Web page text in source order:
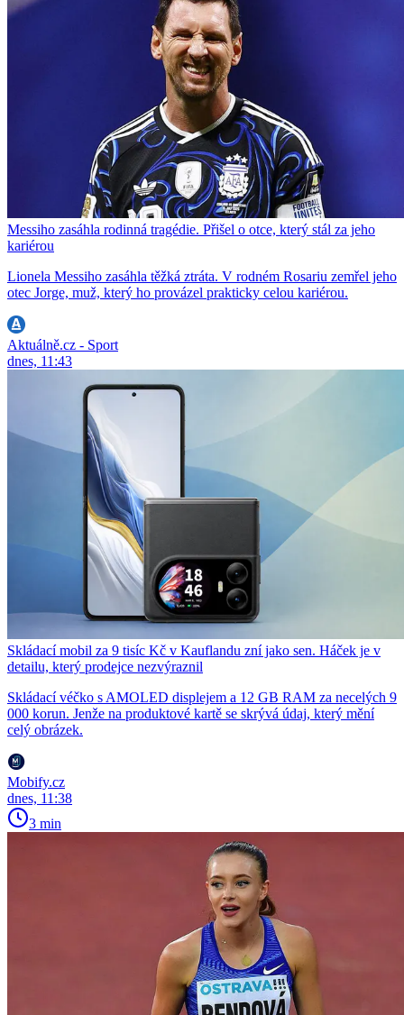
Messiho zasáhla rodinná tragédie. Přišel o otce, který stál za jeho
kariérou
Lionela Messiho zasáhla těžká ztráta. V rodném Rosariu zemřel jeho
otec Jorge, muž, který ho provázel prakticky celou kariérou.
Aktuálně.cz - Sport
dnes, 11:43
Skládací mobil za 9 tisíc Kč v Kauflandu zní jako sen. Háček je v
detailu, který prodejce nezvýraznil
Skládací véčko s AMOLED displejem a 12 GB RAM za necelých 9
000 korun. Jenže na produktové kartě se skrývá údaj, který mění
celý obrázek.
Mobify.cz
dnes, 11:38
3 min